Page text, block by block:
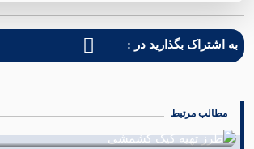
به اشتراک بگذارید در :
مطالب مرتبط